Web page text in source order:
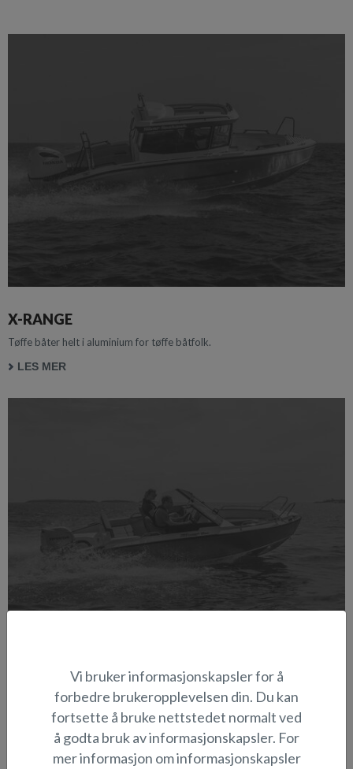
X-RANGE
Tøffe båter helt i aluminium for tøffe båtfolk.
LES MER
Allsidige AluFibre ™-båter med aluminiumsskrog og glassfiberinteriør.
LES MER
Vi bruker informasjonskapsler for å
forbedre brukeropplevelsen din. Du kan
fortsette å bruke nettstedet normalt ved
å godta bruk av informasjonskapsler. For
mer informasjon om informasjonskapsler